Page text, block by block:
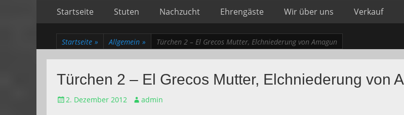
Erstes
Menü
Inhalt:
Startseite Stuten Nachzucht Ehrengäste Wir über uns Verkauf
Startseite » Allgemein » Türchen 2 – El Grecos Mutter, Elchniederung von Amagun
Türchen 2 – El Grecos Mutter, Elchniederung von
Gepostet
2. Dezember 2012 Autoradmin